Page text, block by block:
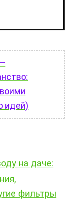
идей)
на даче:
фильтры